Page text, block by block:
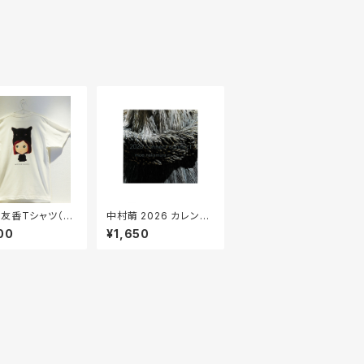
香Tシャツ（ア
）”Black Jag
Mayuka Ya
中村萌 2026 カレンダ
ー / Moe Nakamura
Calendar 2026
¥1,650